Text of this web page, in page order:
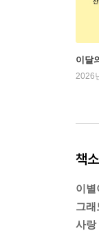
이달
2026
책
이별
그래
사랑